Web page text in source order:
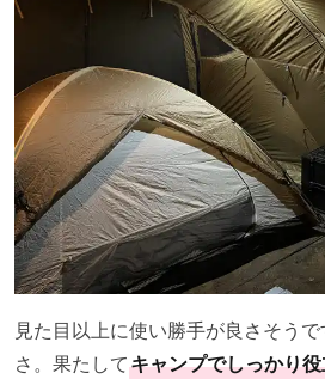
見た目以上に使い勝手が良さそう
さ。果たしてキャンプでしっかり